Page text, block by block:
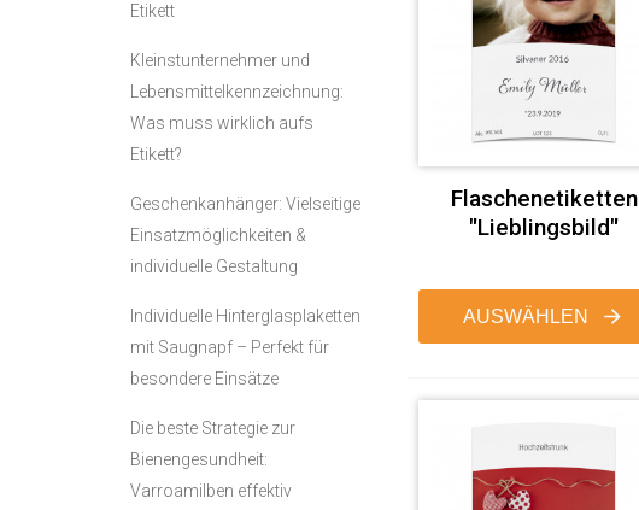
Flaschenetiketten
"Lieblingsbild"
AUSWÄHLEN
Etikett
Kleinstunternehmer und
Lebensmittelkennzeichnung:
Was muss wirklich aufs
Etikett?
Geschenkanhänger: Vielseitige
Einsatzmöglichkeiten &
individuelle Gestaltung
Individuelle Hinterglasplaketten
mit Saugnapf – Perfekt für
besondere Einsätze
Die beste Strategie zur
Bienengesundheit:
Varroamilben effektiv